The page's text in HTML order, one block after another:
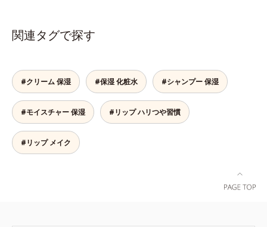
「カラーウェアリング処方」で、う
す。マスクオフの瞬間も、ハッと目
を惹く唇に。* シリカ、水添ポリイ
ソブテン、ヒアルロン酸Na、パル
ミチン酸エチルヘキシル、ジメチル
シリル化シリカ、BG、ペンチレン
グリコール
ら、メイク映えするしっとりやわら
か唇を実現します。【ご使用方法】
清潔な指先またはお手持ちのリップ
ブラシに適量をとって、唇にやさし
関連タグで探す
#クリーム 保湿 #保湿 化粧水 #シャンプー 保湿
#モイスチャー 保湿 #リップ ハリつや習慣
#リップ メイク